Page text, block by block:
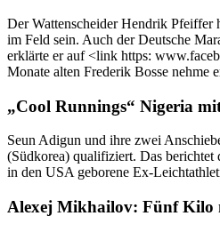
Der Wattenscheider Hendrik Pfeiffer
im Feld sein. Auch der Deutsche
erklärte er auf <link https:
Monate alten Frederik Bosse nehme
„Cool Runnings“ Nigeria
Seun Adigun und ihre zwei
(Südkorea) qualifiziert. Das
in den USA geborene Ex-
Alexej Mikhailov: Fünf Kilo